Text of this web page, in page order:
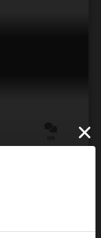
）
ラベンスバーガ